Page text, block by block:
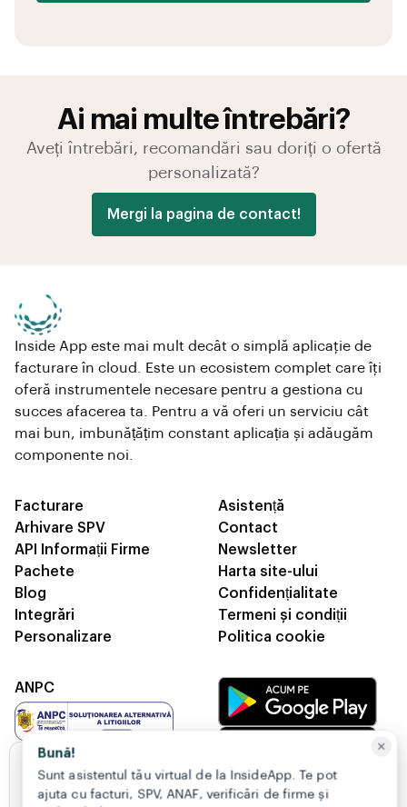
Acest site folosește cookie-uri
Folosim cookie-uri pentru a ne asigura că aveți
Ai mai multe întrebări?
Aveți întrebări, recomandări sau doriți o ofertă
personalizată?
Mergi la pagina de contact!
Inside App este mai mult decât o simplă aplicaţie de
facturare în cloud. Este un ecosistem complet care îţi
oferă instrumentele necesare pentru a gestiona cu
succes afacerea ta. Pentru a vă oferi un serviciu cât
mai bun, imbunățățim constant aplicația și adăugăm
componente noi.
Facturare
Arhivare SPV
API Informații Firme
Pachete
Blog
Integrări
Personalizare
Asistență
Contact
Newsletter
Harta site-ului
Confidențialitate
Termeni și condiții
Politica cookie
ANPC
Bună!
Sunt asistentul tău virtual de la InsideApp. Te pot
ajuta cu facturi, SPV, ANAF, verificări de firme și